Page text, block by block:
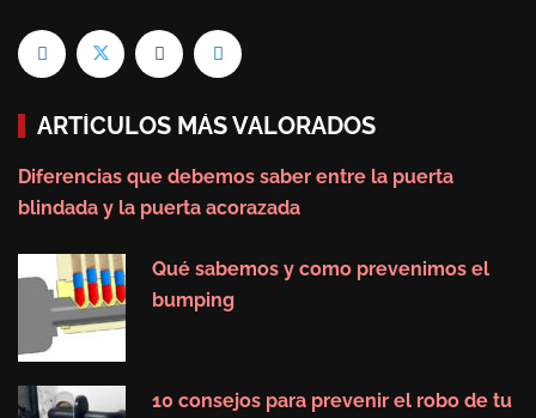
ARTÍCULOS MÁS VALORADOS
Diferencias que debemos saber entre la puerta
blindada y la puerta acorazada
Qué sabemos y como prevenimos el
bumping
10 consejos para prevenir el robo de tu